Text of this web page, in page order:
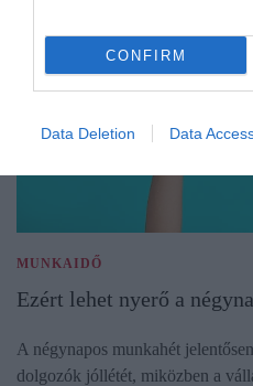
CONFIRM
Data Deletion Data
MUNKAIDŐ
Ezért lehet nyerő a
A négynapos munkahét
dolgozók jóllétét, miközben a